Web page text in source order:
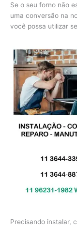
Se o seu forno não
uma conversão na
você possa utilizar
Precisando instalar,